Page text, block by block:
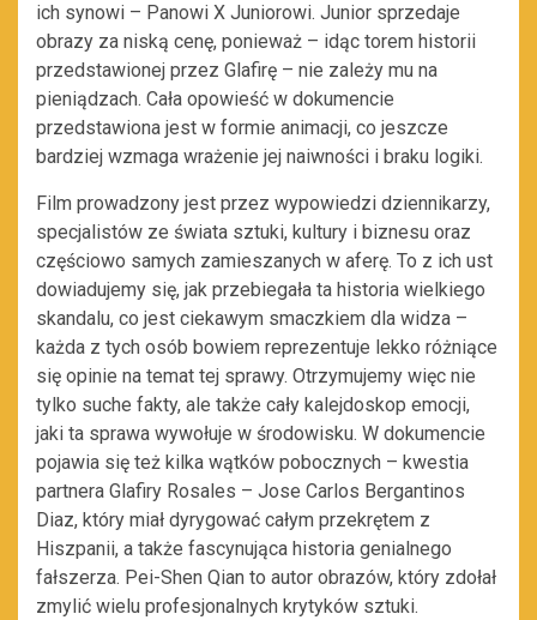
ich synowi – Panowi X Juniorowi. Junior sprzedaje
obrazy za niską cenę, ponieważ – idąc torem historii
przedstawionej przez Glafirę – nie zależy mu na
pieniądzach. Cała opowieść w dokumencie
przedstawiona jest w formie animacji, co jeszcze
bardziej wzmaga wrażenie jej naiwności i braku logiki.
Film prowadzony jest przez wypowiedzi dziennikarzy,
specjalistów ze świata sztuki, kultury i biznesu oraz
częściowo samych zamieszanych w aferę. To z ich ust
dowiadujemy się, jak przebiegała ta historia wielkiego
skandalu, co jest ciekawym smaczkiem dla widza –
każda z tych osób bowiem reprezentuje lekko różniące
się opinie na temat tej sprawy. Otrzymujemy więc nie
tylko suche fakty, ale także cały kalejdoskop emocji,
jaki ta sprawa wywołuje w środowisku. W dokumencie
pojawia się też kilka wątków pobocznych – kwestia
partnera Glafiry Rosales – Jose Carlos Bergantinos
Diaz, który miał dyrygować całym przekrętem z
Hiszpanii, a także fascynująca historia genialnego
fałszerza. Pei-Shen Qian to autor obrazów, który zdołał
zmylić wielu profesjonalnych krytyków sztuki.